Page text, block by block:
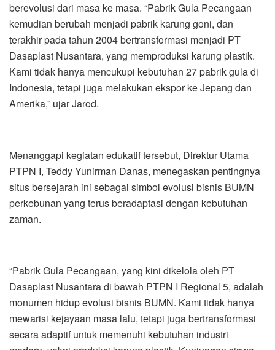
berevolusi dari masa ke masa. “Pabrik Gula Pecangaan
kemudian berubah menjadi pabrik karung goni, dan
terakhir pada tahun 2004 bertransformasi menjadi PT
Dasaplast Nusantara, yang memproduksi karung plastik.
Kami tidak hanya mencukupi kebutuhan 27 pabrik gula di
Indonesia, tetapi juga melakukan ekspor ke Jepang dan
Amerika,” ujar Jarod.
Menanggapi kegiatan edukatif tersebut, Direktur Utama
PTPN I, Teddy Yunirman Danas, menegaskan pentingnya
situs bersejarah ini sebagai simbol evolusi bisnis BUMN
perkebunan yang terus beradaptasi dengan kebutuhan
zaman.
“Pabrik Gula Pecangaan, yang kini dikelola oleh PT
Dasaplast Nusantara di bawah PTPN I Regional 5, adalah
monumen hidup evolusi bisnis BUMN. Kami tidak hanya
mewarisi kejayaan masa lalu, tetapi juga bertransformasi
secara adaptif untuk memenuhi kebutuhan industri